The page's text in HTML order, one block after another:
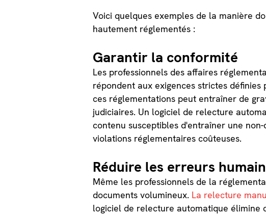
Voici quelques exemples de la manière
hautement réglementés :
Garantir la conformité
Les professionnels des affaires
répondent aux exigences strictes définies
ces réglementations peut entraîner de
judiciaires. Un logiciel de relecture
contenu susceptibles d'entraîner une
violations réglementaires coûteuses.
Réduire les erreurs
Même les professionnels de la
documents volumineux. La relecture
logiciel de relecture automatique élimine